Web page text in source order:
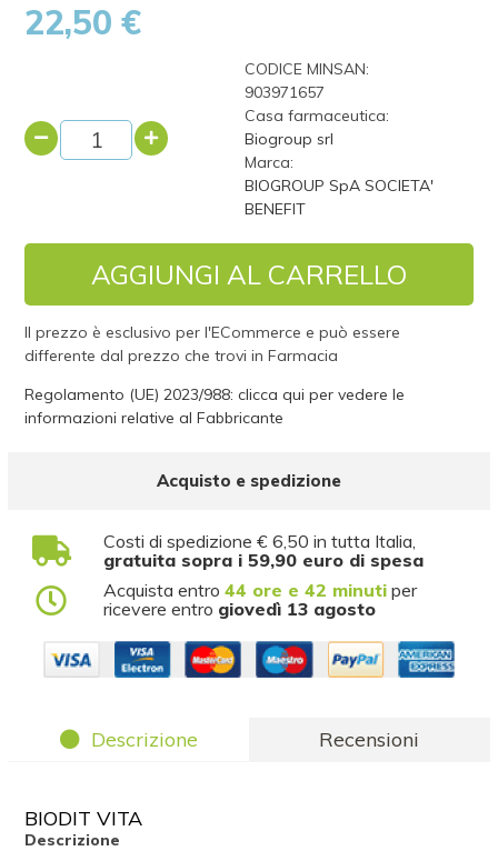
22,50 €
CODICE MINSAN:
903971657
Casa farmaceutica:
Biogroup srl
Marca:
BIOGROUP SpA SOCIETA'
BENEFIT
AGGIUNGI AL CARRELLO
Il prezzo è esclusivo per l'ECommerce e può essere
differente dal prezzo che trovi in Farmacia
Regolamento (UE) 2023/988: clicca qui per vedere le
informazioni relative al Fabbricante
Acquisto e spedizione
Costi di spedizione € 6,50 in tutta Italia,
gratuita sopra i 59,90 euro di spesa
Acquista entro44 ore e 42 minuti per
ricevere entro giovedì 13 agosto
Descrizione Recensioni
BIODIT VITA
Descrizione